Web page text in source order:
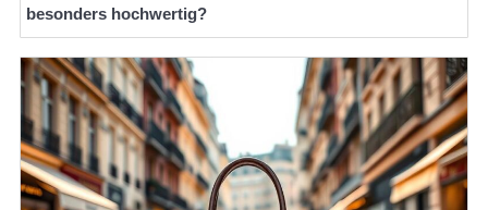
besonders hochwertig?